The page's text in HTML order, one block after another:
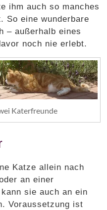
ihm auch so manches
So eine wunderbare
– außerhalb eines
noch nie erlebt.
Katerfreunde
Katze allein nach
an einer
sie auch an ein
Voraussetzung ist